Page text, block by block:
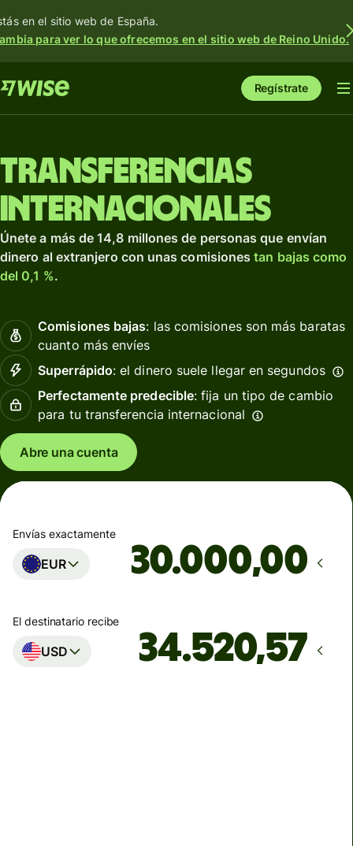
en el sitio web de España.
para ver lo que ofrecemos en el sitio web de Reino Unido.
Regístrate
Transferencias
internacionales
Únete a más de 14,8 millones de personas que envían
dinero al extranjero con unas comisionestan bajas como
del 0,1 %.
Comisiones bajas: las comisiones son más baratas
cuanto más envíes
Superrápido: el dinero suele llegar en segundos
Perfectamente predecible: fija un tipo de cambio
para tu transferencia internacional
Abre una cuenta
Envías exactamente
EUR ,00
El destinatario recibe
USD